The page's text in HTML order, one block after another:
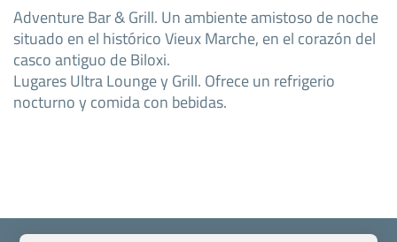
Adventure Bar & Grill. Un ambiente amistoso de noche
situado en el histórico Vieux Marche, en el corazón del
casco antiguo de Biloxi.
Lugares Ultra Lounge y Grill. Ofrece un refrigerio
nocturno y comida con bebidas.